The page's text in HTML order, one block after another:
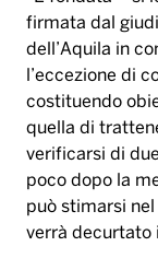
firmata dal
dell’Aquila in
l’eccezione di
costituendo
quella di
verificarsi di
poco dopo la
può stimarsi
verrà decurtato